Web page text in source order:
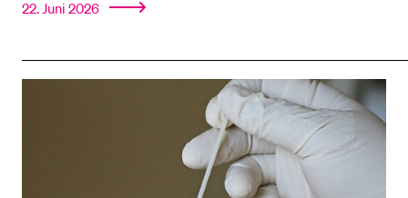
22. Juni 2026